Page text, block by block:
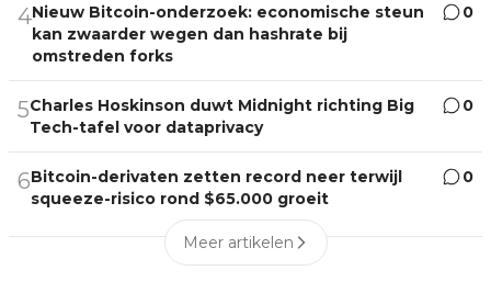
4Nieuw Bitcoin-onderzoek: economische steun
kan zwaarder wegen dan hashrate bij
omstreden forks
0
5Charles Hoskinson duwt Midnight richting Big
Tech-tafel voor dataprivacy
0
6Bitcoin-derivaten zetten record neer terwijl
squeeze-risico rond $65.000 groeit
0
Meer artikelen